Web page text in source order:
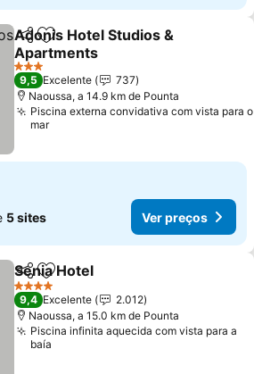
PartilharAdicionar aos favoritos
Adonis Hotel Studios &
Apartments
Ver preços
3 Estrelas
9,5 Excelente
737
Naoussa, a 14.9 km de Pounta
Piscina externa convidativa com vista para o
mar
5 sites Ver preços
PartilharAdicionar aos favoritos
Senia Hotel
4 Estrelas
9,4 Excelente
2.012
Naoussa, a 15.0 km de Pounta
Piscina infinita aquecida com vista para a
baía